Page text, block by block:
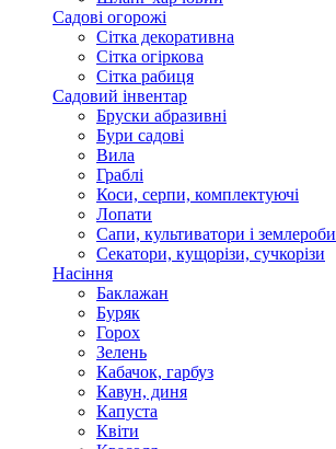
Садові огорожі
Сітка декоративна
Сітка огіркова
Сітка рабиця
Садовий інвентар
Бруски абразивні
Бури садові
Вила
Граблі
Коси, серпи, комплектуючі
Лопати
Сапи, культиватори і землероби
Секатори, кущорізи, сучкорізи
Насіння
Баклажан
Буряк
Горох
Зелень
Кабачок, гарбуз
Кавун, диня
Капуста
Квіти